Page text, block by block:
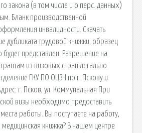
закона (в том числе и о перc. данных)
Бланк производственной
инвалидности. Скачать
дубликата трудовой книжки, образец
будет представлен. Разрешение на
из визовых стран легально
ГКУ ПО ОЦЗН по г. Пскову и
г. Псков, ул. Коммунальная При
визы необходимо предоставить
работы. Вы поступаете на работу,
медицинская книжка? В нашем центре